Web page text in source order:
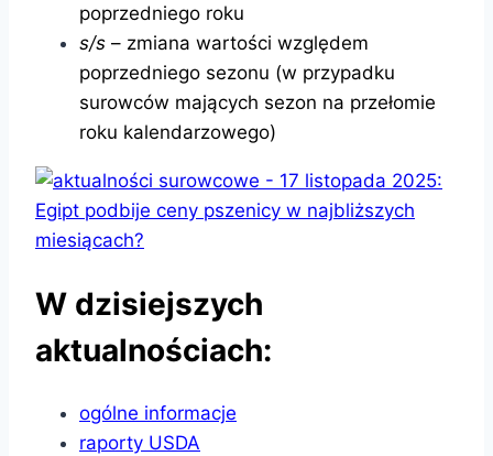
poprzedniego roku
s/s – zmiana wartości względem
poprzedniego sezonu (w przypadku
surowców mających sezon na przełomie
roku kalendarzowego)
W dzisiejszych
aktualnościach:
ogólne informacje
raporty USDA